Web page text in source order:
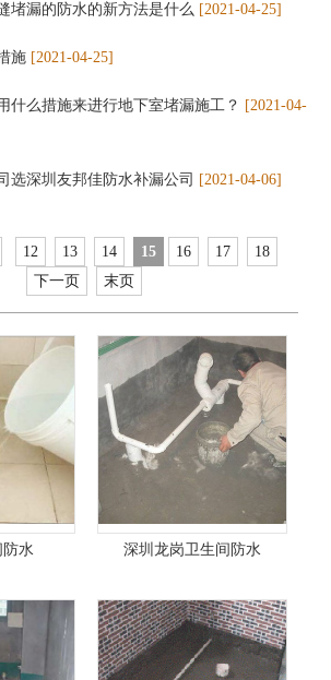
堵漏的防水的新方法是什么 [2021-04-25]
施 [2021-04-25]
什么措施来进行地下室堵漏施工？ [2021-04-
选深圳友邦佳防水补漏公司 [2021-04-06]
12 13 14 15 16 17
18
下一页
末页
防水 深圳龙岗卫生间防水